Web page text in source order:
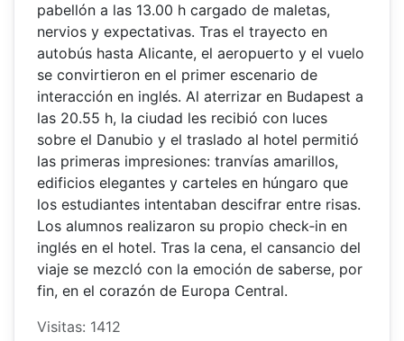
pabellón a las 13.00 h cargado de maletas,
nervios y expectativas. Tras el trayecto en
autobús hasta Alicante, el aeropuerto y el vuelo
se convirtieron en el primer escenario de
interacción en inglés. Al aterrizar en Budapest a
las 20.55 h, la ciudad les recibió con luces
sobre el Danubio y el traslado al hotel permitió
las primeras impresiones: tranvías amarillos,
edificios elegantes y carteles en húngaro que
los estudiantes intentaban descifrar entre risas.
Los alumnos realizaron su propio check‑in en
inglés en el hotel. Tras la cena, el cansancio del
viaje se mezcló con la emoción de saberse, por
fin, en el corazón de Europa Central.
Visitas: 1412